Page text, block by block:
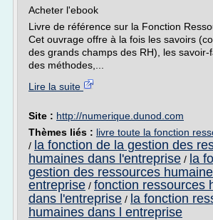
Acheter l'ebook
Livre de référence sur la Fonction
Cet ouvrage offre à la fois les savoirs
des grands champs des RH), les
des méthodes,...
Lire la suite
Site : http://numerique.dunod.com
Thèmes liés : livre toute la fonction
/ la fonction de la gestion des
humaines dans l'entreprise / la
gestion des ressources
entreprise / fonction ressources
dans l'entreprise / la fonction
humaines dans l entreprise